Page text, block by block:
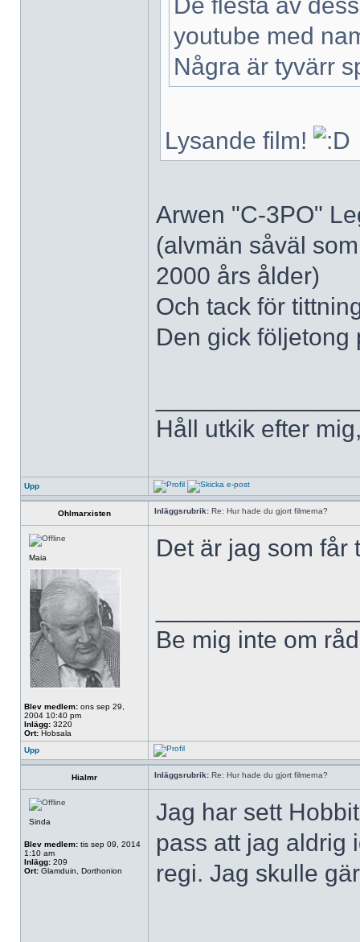
youtube med
Några är tyvärr
Lysande film!
Arwen "C-3PO"
(alvmän såväl
2000 års ålder)
Och tack för
Den gick
Håll utkik efter
Upp
Ohlmarxisten Inläggsrubrik: Re: Hur hade du gjort filmerna?
Maia
Blev medlem: ons sep 29,
2004 10:40 pm
Inlägg: 3220
Ort: Hobsala
Det är jag som får
Be mig inte om
Upp
Hialmr Inläggsrubrik: Re: Hur hade du gjort filmerna?
Sinda
Blev medlem: tis sep 09, 2014
1:10 am
Inlägg: 209
Ort: Glamduin, Dorthonion
Jag har sett
pass att jag aldrig
regi. Jag skulle